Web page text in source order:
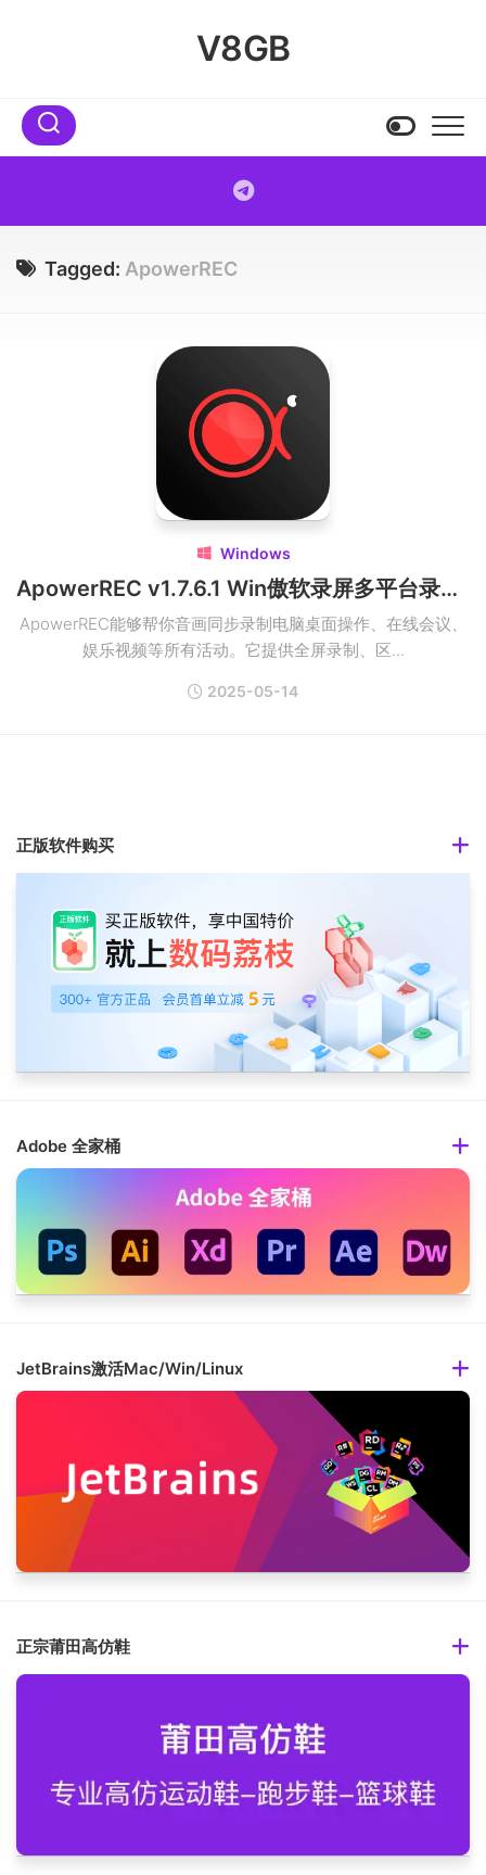
V8GB
Tagged: ApowerREC
 Windows
ApowerREC v1.7.6.1 Win傲软录屏多平台录屏软件破解版
ApowerREC能够帮你音画同步录制电脑桌面操作、在线会议、
娱乐视频等所有活动。它提供全屏录制、区...
2025-05-14
正版软件购买
Adobe 全家桶
JetBrains激活Mac/Win/Linux
正宗莆田高仿鞋